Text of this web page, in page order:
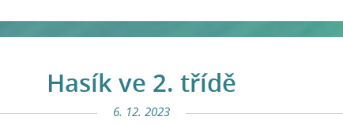
Hasík ve 2. třídě
6. 12. 2023